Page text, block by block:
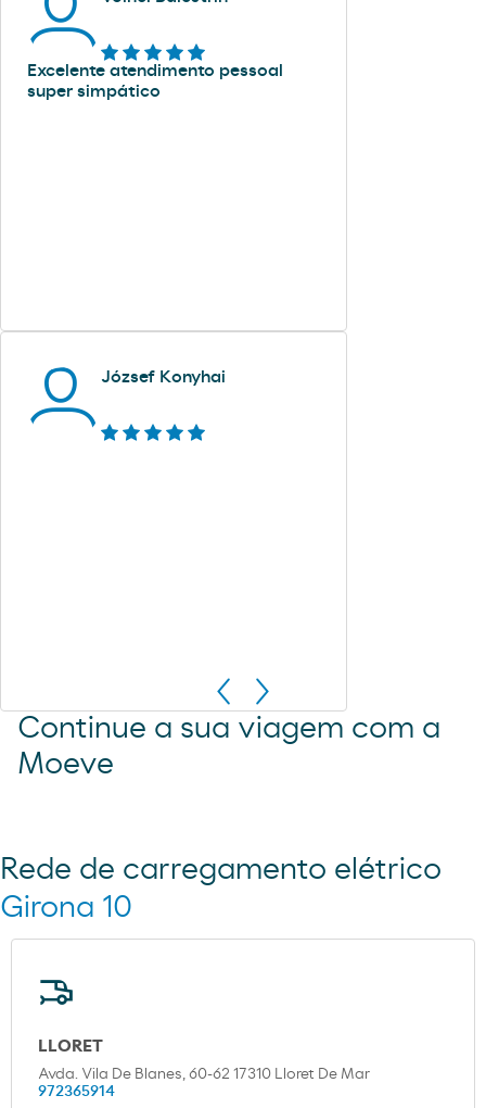
Excelente atendimento pessoal
super simpático
József Konyhai
Continue a sua viagem com a
Moeve
Rede de carregamento elétrico
Girona 10
LLORET
Avda. Vila De Blanes, 60-62 17310 Lloret De Mar
972365914